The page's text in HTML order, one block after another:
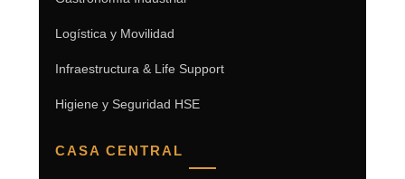
Logística y Movilidad
Infraestructura & Life Support
Higiene y Seguridad HSE
CASA CENTRAL